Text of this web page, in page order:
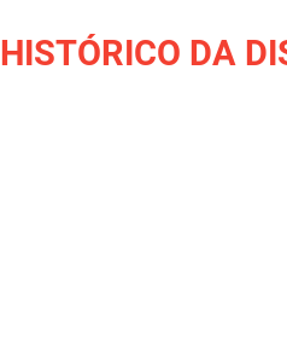
HISTÓRICO DA